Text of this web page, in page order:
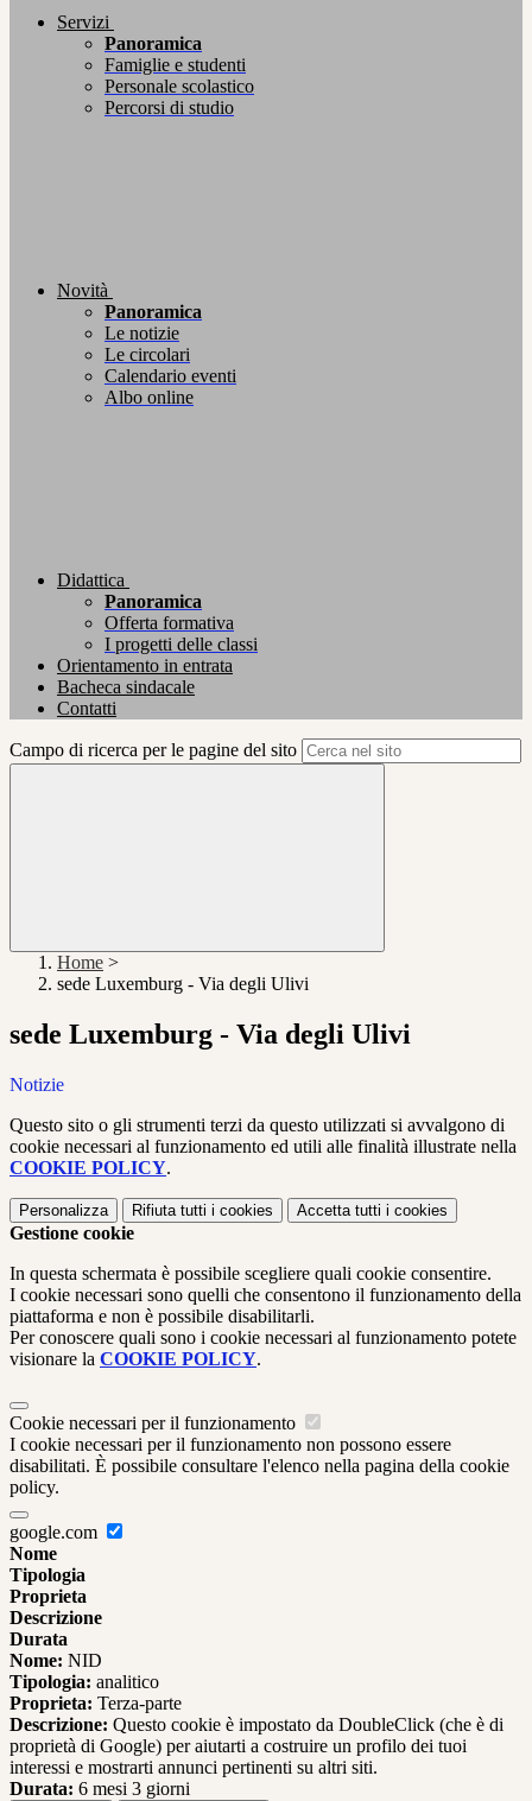
Servizi
Panoramica
Famiglie e studenti
Personale scolastico
Percorsi di studio
Novità
Panoramica
Le notizie
Le circolari
Calendario eventi
Albo online
Didattica
Panoramica
Offerta formativa
I progetti delle classi
Orientamento in entrata
Bacheca sindacale
Contatti
Campo di ricerca per le pagine del sito
Home >
sede Luxemburg - Via degli Ulivi
sede Luxemburg - Via degli Ulivi
Notizie
Questo sito o gli strumenti terzi da questo utilizzati si avvalgono di
cookie necessari al funzionamento ed utili alle finalità illustrate nella
COOKIE POLICY.
Personalizza Rifiuta tutti i cookies Accetta tutti i cookies
Gestione cookie
In questa schermata è possibile scegliere quali cookie consentire.
I cookie necessari sono quelli che consentono il funzionamento della
piattaforma e non è possibile disabilitarli.
Per conoscere quali sono i cookie necessari al funzionamento potete
visionare la COOKIE POLICY.
Cookie necessari per il funzionamento
I cookie necessari per il funzionamento non possono essere
disabilitati. È possibile consultare l'elenco nella pagina della cookie
policy.
google.com
Nome
Tipologia
Proprieta
Descrizione
Durata
Nome: NID
Tipologia: analitico
Proprieta: Terza-parte
Descrizione: Questo cookie è impostato da DoubleClick (che è di
proprietà di Google) per aiutarti a costruire un profilo dei tuoi
interessi e mostrarti annunci pertinenti su altri siti.
Durata: 6 mesi 3 giorni